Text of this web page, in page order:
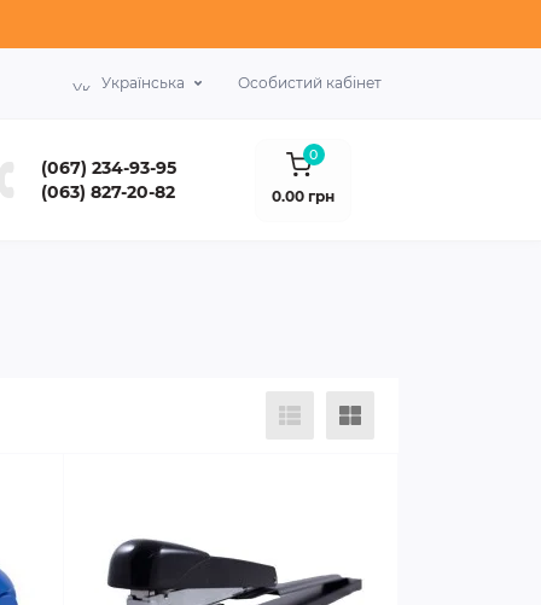
Українська Особистий кабінет
(067) 234-93-95
(063) 827-20-82
0
0.00 грн